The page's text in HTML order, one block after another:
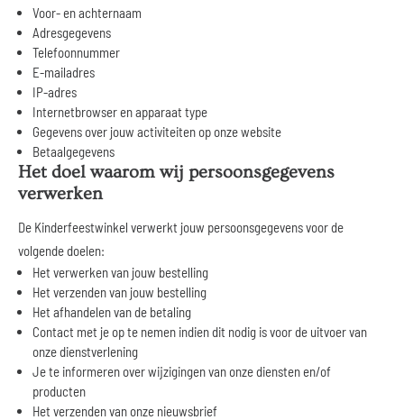
Voor- en achternaam
Adresgegevens
Telefoonnummer
E-mailadres
IP-adres
Internetbrowser en apparaat type
Gegevens over jouw activiteiten op onze website
Betaalgegevens
Het doel waarom wij persoonsgegevens
verwerken
De Kinderfeestwinkel verwerkt jouw persoonsgegevens voor de
volgende doelen:
Het verwerken van jouw bestelling
Het verzenden van jouw bestelling
Het afhandelen van de betaling
Contact met je op te nemen indien dit nodig is voor de uitvoer van
onze dienstverlening
Je te informeren over wijzigingen van onze diensten en/of
producten
Het verzenden van onze nieuwsbrief